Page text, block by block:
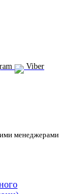
Viber
менеджерами